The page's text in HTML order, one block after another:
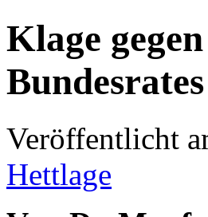
Klage
Bundesrates
Veröffentlicht
Hettlage